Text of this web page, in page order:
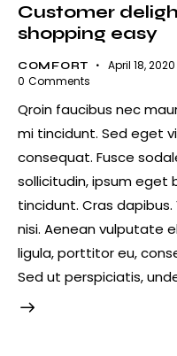
Customer
shopping easy
COMFORT April 18, 2020
0 Comments
Qroin faucibus nec
mi tincidunt. Sed eget
consequat. Fusce
sollicitudin, ipsum eget
tincidunt. Cras
nisi. Aenean vulputate
ligula, porttitor eu,
Sed ut perspiciatis,